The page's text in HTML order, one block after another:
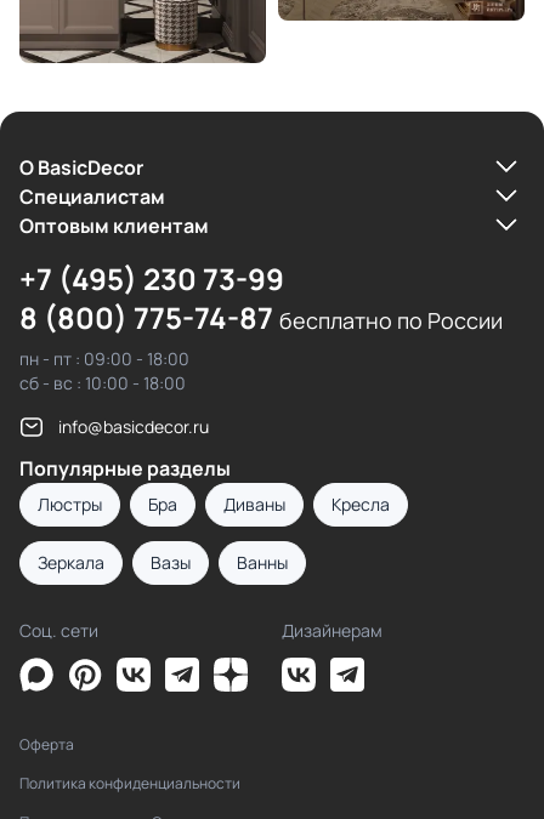
О BasicDecor
Cпециалистам
Оптовым клиентам
+7 (495) 230 73-99
8 (800) 775-74-87 бесплатно по России
пн - пт : 09:00 - 18:00
сб - вс : 10:00 - 18:00
info@basicdecor.ru
Популярные разделы
Люстры Бра Диваны Кресла
Зеркала Вазы Ванны
Соц. сети Дизайнерам
Оферта
Политика конфиденциальности